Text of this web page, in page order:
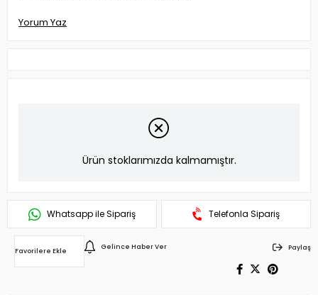
Yorum Yaz
Ürün stoklarımızda kalmamıştır.
Whatsapp ile Sipariş Telefonla Sipariş
Favorilere Ekle
Gelince Haber Ver Paylaş